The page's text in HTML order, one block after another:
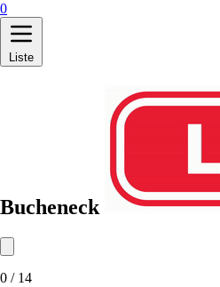
0
Liste
Bucheneck
0 / 14